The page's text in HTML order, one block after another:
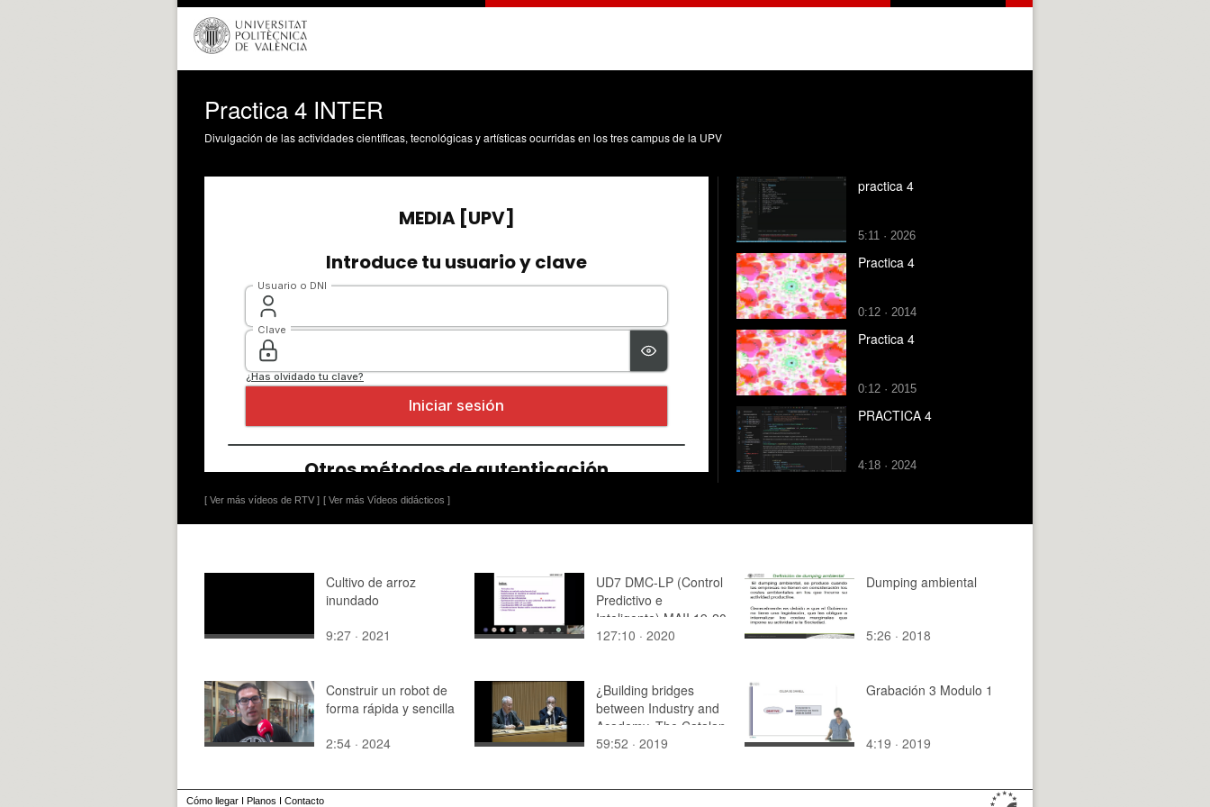
Practica 4 INTER
Divulgación de las actividades científicas, tecnológicas y artísticas ocurridas en los tres campus de la UPV
[ Ver más vídeos de RTV ] [ Ver más Vídeos didácticos ]
practica 4
5:11 · 2026
Practica 4
0:12 · 2014
Practica 4
0:12 · 2015
PRACTICA 4
4:18 · 2024
Cultivo de arroz
inundado
9:27 · 2021
UD7 DMC-LP (Control
Predictivo e
Inteligente) MAII 19-20
127:10 · 2020
Dumping ambiental
5:26 · 2018
Construir un robot de
forma rápida y sencilla
2:54 · 2024
¿Building bridges
between Industry and
Academy. The Catalan
Industrial Doctorate
59:52 · 2019
Grabación 3 Modulo 1
4:19 · 2019
Cómo llegar I Planos I Contacto